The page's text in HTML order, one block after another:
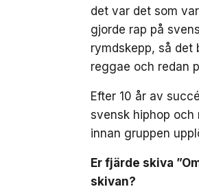
det var det som
gjorde rap på
rymdskepp, så det
reggae och redan
Efter 10 år av
svensk hiphop och
innan gruppen
Er fjärde skiva
skivan?